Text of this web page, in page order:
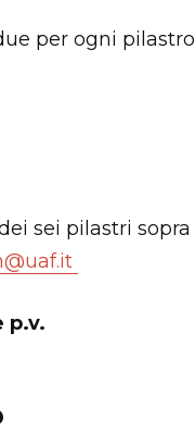
per ogni
sei pilastri
p.v.